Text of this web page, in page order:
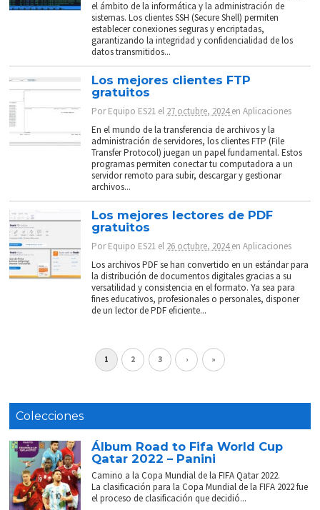
el ámbito de la informática y la administración de
sistemas. Los clientes SSH (Secure Shell) permiten
establecer conexiones seguras y encriptadas,
garantizando la integridad y confidencialidad de los
datos transmitidos...
Los mejores clientes FTP
gratuitos
PorEquipo ES21 el 27 octubre, 2024enAplicaciones
En el mundo de la transferencia de archivos y la
administración de servidores, los clientes FTP (File
Transfer Protocol) juegan un papel fundamental. Estos
programas permiten conectar tu computadora a un
servidor remoto para subir, descargar y gestionar
archivos...
Los mejores lectores de PDF
gratuitos
PorEquipo ES21 el 26 octubre, 2024enAplicaciones
Los archivos PDF se han convertido en un estándar para
la distribución de documentos digitales gracias a su
versatilidad y consistencia en el formato. Ya sea para
fines educativos, profesionales o personales, disponer
de un lector de PDF eficiente...
1 2 3 › »
Colecciones
Álbum Road to Fifa World Cup
Qatar 2022 – Panini
Camino a la Copa Mundial de la FIFA Qatar 2022.
La clasificación para la Copa Mundial de la FIFA 2022 fue
el proceso de clasificación que decidió...